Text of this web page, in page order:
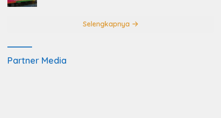
Selengkapnya
Partner Media